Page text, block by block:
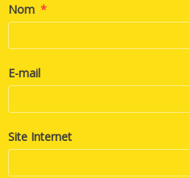
Nom
E-mail
Site Internet